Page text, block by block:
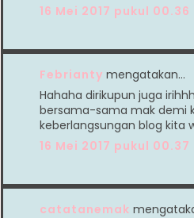
16 Mei 2017 pukul 00.36
Febrianty mengatakan…
Hahaha dirikupun juga
bersama-sama mak demi
keberlangsungan blog kita
16 Mei 2017 pukul 00.37
catatanemak